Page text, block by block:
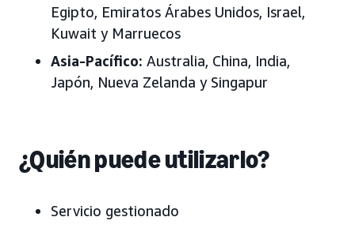
Egipto, Emiratos Árabes Unidos, Israel,
Kuwait y Marruecos
Asia-Pacífico: Australia, China, India,
Japón, Nueva Zelanda y Singapur
¿Quién puede utilizarlo?
Servicio gestionado